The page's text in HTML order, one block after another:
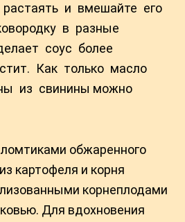
и вмешайте его
в разные
соус более
Как только масло
из свинины можно
обжаренного
картофеля и корня
корнеплодами
Для вдохновения